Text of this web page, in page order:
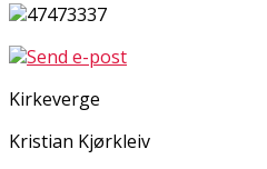
47473337
Send e-post
Kirkeverge
Kristian Kjørkleiv